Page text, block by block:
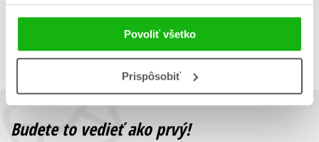
Povoliť všetko
Prispôsobiť
Zobraz záznamov
Predchádzajúci 1 Ďalší
Budete to vedieť ako prvý!